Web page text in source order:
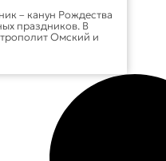
– канун Рождества
праздников. В
Омский и